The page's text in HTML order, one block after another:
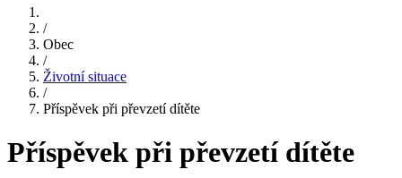
/
Obec
/
Životní situace
/
Příspěvek při převzetí dítěte
Příspěvek při převzetí dítěte